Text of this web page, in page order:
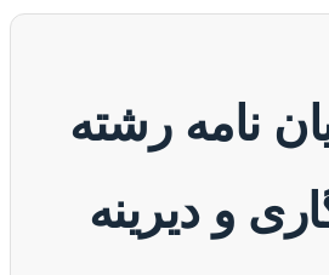
نامه رشته
و دیرینه